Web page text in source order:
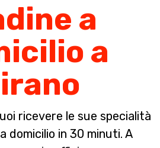
a
a
ricevere le sue specialità
domicilio in 30 minuti. A